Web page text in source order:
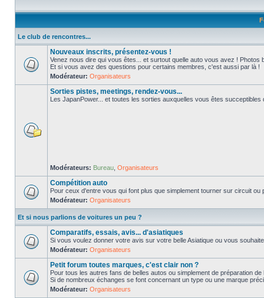
Le club de rencontres...
Nouveaux inscrits, présentez-vous !
Venez nous dire qui vous êtes... et surtout quelle auto vous avez ! Photos
Et si vous avez des questions pour certains membres, c'est aussi par là !
Modérateur: Organisateurs
Sorties pistes, meetings, rendez-vous...
Les JapanPower... et toutes les sorties auxquelles vous êtes succeptibles
Modérateurs: Bureau Organisateurs
Compétition auto
Pour ceux d'entre vous qui font plus que simplement tourner sur circuit ou
Modérateur: Organisateurs
Et si nous parlions de voitures un peu ?
Comparatifs, essais, avis... d'asiatiques
Si vous voulez donner votre avis sur votre belle Asiatique ou vous
Modérateur: Organisateurs
Petit forum toutes marques, c'est clair non ?
Pour tous les autres fans de belles autos ou simplement de préparation de
Si de nombreux échanges se font concernant un type ou une marque
Modérateur: Organisateurs